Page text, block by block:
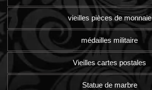
vieilles pièces de monnaie
médailles militaire
Vieilles cartes postales
Statue de marbre